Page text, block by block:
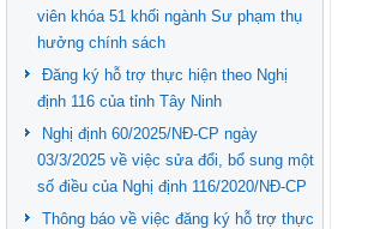
viên khóa 51 khối ngành Sư phạm thụ
hưởng chính sách
Đăng ký hỗ trợ thực hiện theo Nghị
định 116 của tỉnh Tây Ninh
Nghị định 60/2025/NĐ-CP ngày
03/3/2025 về việc sửa đổi, bổ sung một
số điều của Nghị định 116/2020/NĐ-CP
Thông báo về việc đăng ký hỗ trợ thực